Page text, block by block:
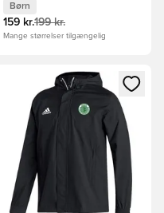
Børn
159 kr.199 kr.
Mange størrelser tilgængelig
tilmelde dig som
Åbner en Modal til at logge